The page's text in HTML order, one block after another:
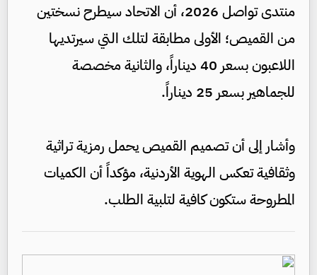
منتدى تواصل 2026، أن الاتحاد سيطرح نسختين
من القميص؛ الأولى مطابقة لتلك التي سيرتديها
اللاعبون بسعر 40 ديناراً، والثانية مخصصة
للجماهير بسعر 25 ديناراً.
وأشار إلى أن تصميم القميص يحمل رمزية تراثية
وثقافية تعكس الهوية الأردنية، مؤكداً أن الكميات
المطروحة ستكون كافية لتلبية الطلب.